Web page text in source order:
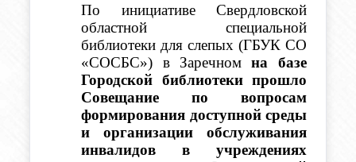
По инициативе Свердловской
областной специальной
библиотеки для слепых (ГБУК СО
«СОСБС») в Заречном на базе
Городской библиотеки прошло
Совещание по вопросам
формирования доступной среды
и организации обслуживания
инвалидов в учреждениях